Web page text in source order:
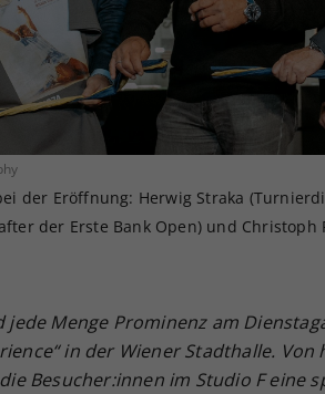
der Eröffnung: Herwig Straka
der Erste Bank Open) und Christoph
jede Menge Prominenz am
in der Wiener Stadthalle. Von
Besucher:innen im Studio F eine
Ihrer